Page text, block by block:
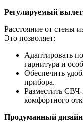
Регулируемый
Расстояние от стены
Это позволяет:
Адаптировать
гарнитура и
Обеспечить
прибора.
Разместить
комфортного
Продуманный дизайн